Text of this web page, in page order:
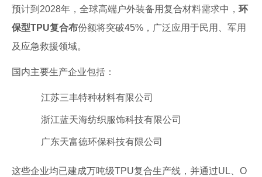
预计到2028年，全球高端户外装备用复合材料需求中， 环
保型TPU复合布份额将突破45%，广泛应用于民用、军用
及应急救援领域。
国内主要生产企业包括：
江苏三丰特种材料有限公司
浙江蓝天海纺织服饰科技有限公司
广东天富德环保科技有限公司
这些企业均已建成万吨级TPU复合生产线，并通过UL、O